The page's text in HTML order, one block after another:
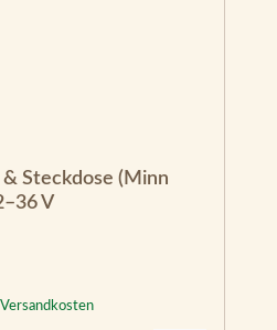
von 4.93 von 5 Sternen
Steckdose (Minn
V